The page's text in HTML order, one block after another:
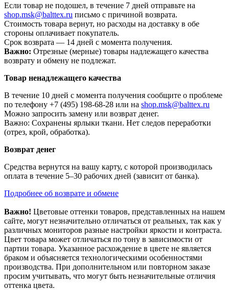
Если товар не подошел, в течение 7 дней отправьте на
shop.msk@balttex.ru письмо с причиной возврата.
Стоимость товара вернут, но расходы на доставку в обе
стороны оплачивает покупатель.
Срок возврата — 14 дней с момента получения.
Важно: Отрезные (мерные) товары надлежащего качества
возврату и обмену не подлежат.
Товар ненадлежащего качества
В течение 10 дней с момента получения сообщите о проблеме
по телефону +7 (495) 198-68-28 или на shop.msk@balttex.ru
Можно запросить замену или возврат денег.
Важно: Сохранены ярлыки ткани. Нет следов переработки
(отрез, крой, обработка).
Возврат денег
Средства вернутся на вашу карту, с которой производилась
оплата в течение 5–30 рабочих дней (зависит от банка).
Подробнее об возврате и обмене
Важно! Цветовые оттенки товаров, представленных на нашем
сайте, могут незначительно отличаться от реальных, так как у
различных мониторов разные настройки яркости и контраста.
Цвет товара может отличаться по тону в зависимости от
партии товара. Указанное расхождение в цвете не является
браком и объясняется технологическими особенностями
производства. При дополнительном или повторном заказе
просим учитывать, что могут быть незначительные отличия
оттенка цвета.